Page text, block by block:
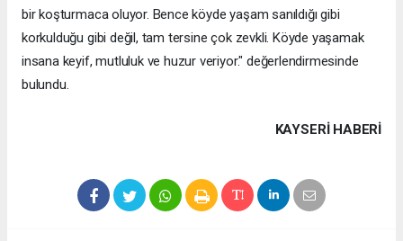
bir koşturmaca oluyor. Bence köyde yaşam sanıldığı gibi
korkulduğu gibi değil, tam tersine çok zevkli. Köyde yaşamak
insana keyif, mutluluk ve huzur veriyor." değerlendirmesinde
bulundu.
KAYSERI HABERİ